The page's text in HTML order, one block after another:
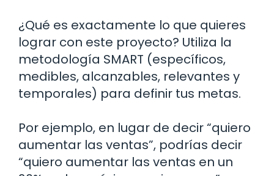
¿Qué es exactamente lo que quieres
lograr con este proyecto? Utiliza la
metodología SMART (específicos,
medibles, alcanzables, relevantes y
temporales) para definir tus metas.
Por ejemplo, en lugar de decir “quiero
aumentar las ventas”, podrías decir
“quiero aumentar las ventas en un